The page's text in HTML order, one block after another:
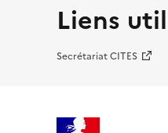
Liens
Secrétariat CITES